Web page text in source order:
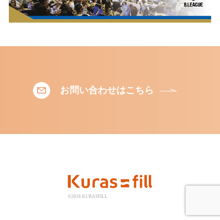
お問い合わせはこちら
©2026 KURASFILL